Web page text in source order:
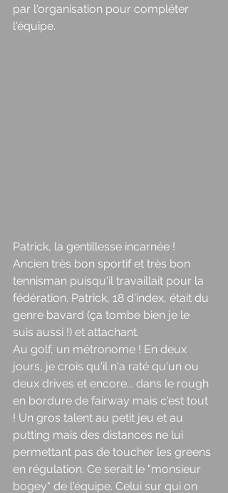
par l'organisation pour compléter
l'équipe.
Patrick, la gentillesse incarnée !
Ancien très bon sportif et très bon
tennisman puisqu'il travaillait pour la
fédération. Patrick, 18 d'index, était du
genre bavard (ça tombe bien je le
suis aussi !) et attachant.
Au golf, un métronome ! En deux
jours, je crois qu'il n'a raté qu'un ou
deux drives et encore... dans le rough
en bordure de fairway mais c'est tout
! Un gros talent au petit jeu et au
putting mais des distances ne lui
permettant pas de toucher les greens
en régulation. Ce serait le "monsieur
bogey" de l'équipe. Celui sur qui on